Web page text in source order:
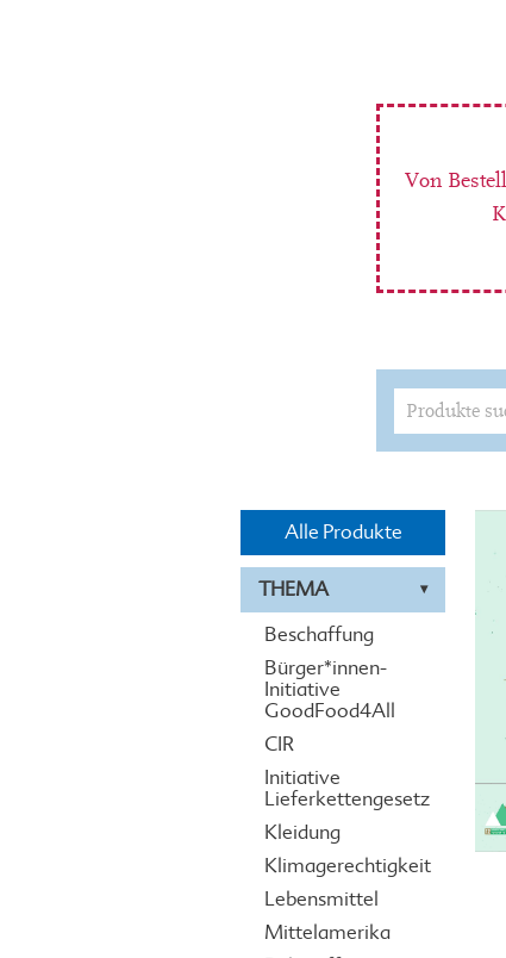
Von
Suchen
nach:
Alle Produkte
THEMA
Beschaffung
Bürger*innen-
Initiative
GoodFood4All
CIR
Initiative
Lieferkettengesetz
Kleidung
Klimagerechtigkeit
Lebensmittel
Mittelamerika